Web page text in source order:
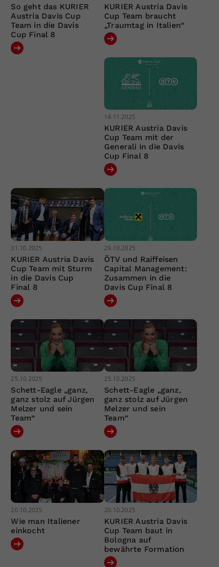
So geht das KURIER
Austria Davis Cup
Team in die Davis
Cup Final 8
KURIER Austria Davis
Cup Team braucht
„Traumtag in Italien“
14.11.2025
KURIER Austria Davis
Cup Team mit der
Generali in die Davis
Cup Final 8
31.10.2025
KURIER Austria Davis
Cup Team mit Sturm
in die Davis Cup
Final 8
29.10.2025
ÖTV und Raiffeisen
Capital Management:
Zusammen in die
Davis Cup Final 8
25.10.2025
Schett-Eagle „ganz,
ganz stolz auf Jürgen
Melzer und sein
Team“
25.10.2025
Schett-Eagle „ganz,
ganz stolz auf Jürgen
Melzer und sein
Team“
20.10.2025
Wie man Italiener
einkocht
20.10.2025
KURIER Austria Davis
Cup Team baut in
Bologna auf
bewährte Formation